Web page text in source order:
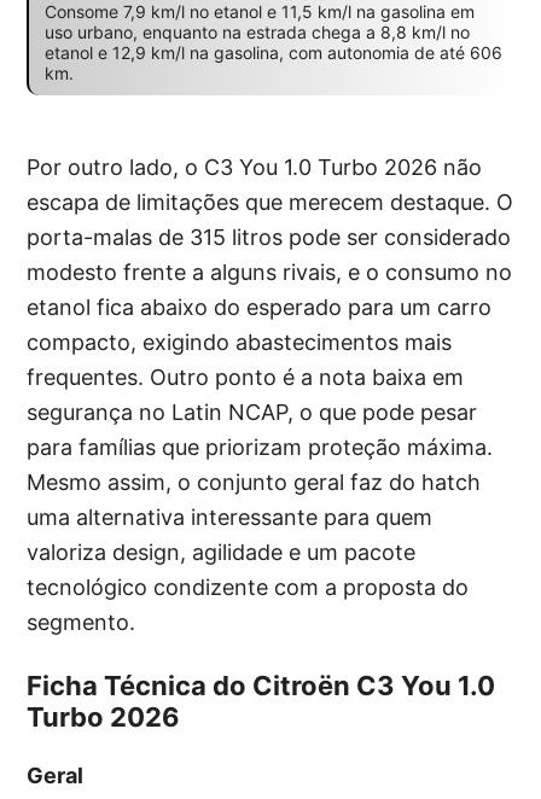
Consome 7,9 km/l no etanol e 11,5 km/l na gasolina em
uso urbano, enquanto na estrada chega a 8,8 km/l no
etanol e 12,9 km/l na gasolina, com autonomia de até 606
km.
Por outro lado, o C3 You 1.0 Turbo 2026 não
escapa de limitações que merecem destaque. O
porta-malas de 315 litros pode ser considerado
modesto frente a alguns rivais, e o consumo no
etanol fica abaixo do esperado para um carro
compacto, exigindo abastecimentos mais
frequentes. Outro ponto é a nota baixa em
segurança no Latin NCAP, o que pode pesar
para famílias que priorizam proteção máxima.
Mesmo assim, o conjunto geral faz do hatch
uma alternativa interessante para quem
valoriza design, agilidade e um pacote
tecnológico condizente com a proposta do
segmento.
Ficha Técnica do Citroën C3 You 1.0
Turbo 2026
Geral